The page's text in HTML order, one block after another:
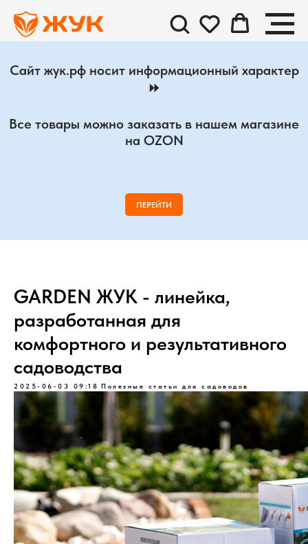
Сайт жук.рф носит информационный характер
⏩
Все товары можно заказать в нашем магазине
на OZON
ПЕРЕЙТИ
GARDEN ЖУК - линейка,
разработанная для
комфортного и результативного
садоводства
2025-06-03 09:18 Полезные статьи для садоводов